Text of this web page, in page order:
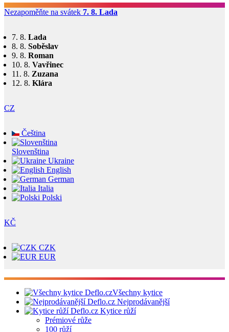
Nezapoměňte na svátek 7. 8. Lada
7. 8. Lada
8. 8. Soběslav
9. 8. Roman
10. 8. Vavřinec
11. 8. Zuzana
12. 8. Klára
CZ
Čeština
Slovenština
Ukraine
English
German
Italia
Polski
KČ
CZK
EUR
Všechny kytice
Nejprodávanější
Kytice růží
Prémiové růže
100 růží